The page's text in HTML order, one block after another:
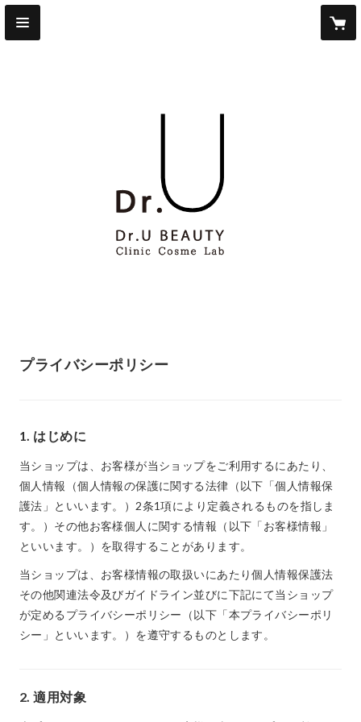
プライバシーポリシー
1. はじめに
当ショップは、お客様が当ショップをご利用するにあたり、
個人情報（個人情報の保護に関する法律（以下「個人情報保
護法」といいます。）2条1項により定義されるものを指しま
す。）その他お客様個人に関する情報（以下「お客様情報」
といいます。）を取得することがあります。
当ショップは、お客様情報の取扱いにあたり個人情報保護法
その他関連法令及びガイドライン並びに下記にて当ショップ
が定めるプライバシーポリシー（以下「本プライバシーポリ
シー」といいます。）を遵守するものとします。
2. 適用対象